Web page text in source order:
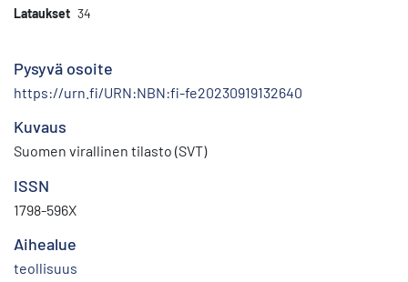
Lataukset 34
Pysyvä osoite
https://urn.fi/URN:NBN:fi-fe20230919132640
Kuvaus
Suomen virallinen tilasto (SVT)
ISSN
1798-596X
Aihealue
teollisuus